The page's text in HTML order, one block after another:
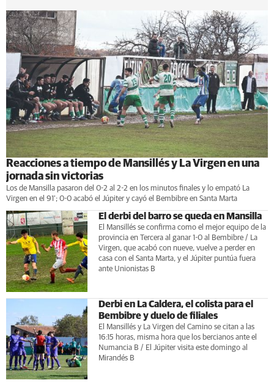
Reacciones a tiempo de Mansillés y La Virgen en una
jornada sin victorias
Los de Mansilla pasaron del 0-2 al 2-2 en los minutos finales y lo empató La
Virgen en el 91’; 0-0 acabó el Júpiter y cayó el Bembibre en Santa Marta
El derbi del barro se queda en Mansilla
El Mansillés se confirma como el mejor equipo de la
provincia en Tercera al ganar 1-0 al Bembibre / La
Virgen, que acabó con nueve, vuelve a perder en
casa con el Santa Marta, y el Júpiter puntúa fuera
ante Unionistas B
Derbi en La Caldera, el colista para el
Bembibre y duelo de filiales
El Mansillés y La Virgen del Camino se citan a las
16:15 horas, misma hora que los bercianos ante el
Numancia B / El Júpiter visita este domingo al
Mirandés B